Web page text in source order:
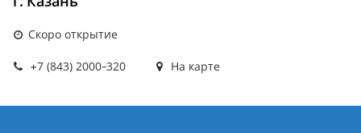
Скоро открытие
+7 (843) 2000-320 На карте